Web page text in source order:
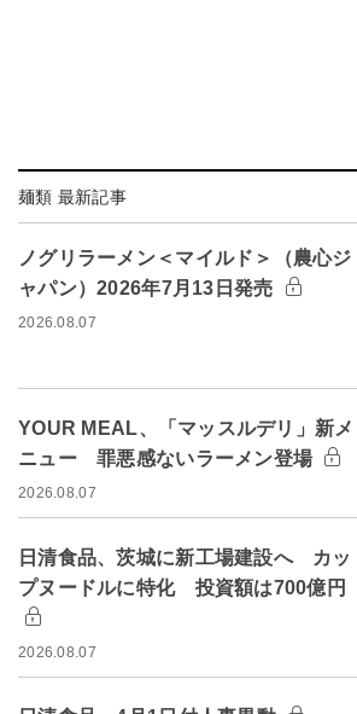
麺類 最新記事
ノグリラーメン＜マイルド＞（農心ジ
ャパン）2026年7月13日発売
2026.08.07
YOUR MEAL、「マッスルデリ」新メ
ニュー 罪悪感ないラーメン登場
2026.08.07
日清食品、茨城に新工場建設へ カッ
プヌードルに特化 投資額は700億円
2026.08.07